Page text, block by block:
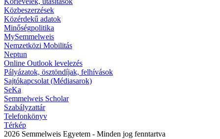
Közbeszerzések
Közérdekű adatok
Minőségpolitika
MySemmelweis
Nemzetközi Mobilitás
Neptun
Online Outlook levelezés
Pályázatok, ösztöndíjak, felhívások
Sajtókapcsolat (Médiasarok)
SeKa
Semmelweis Scholar
Szabályzattár
Telefonkönyv
Térkép
2026 Semmelweis Egyetem - Minden jog fenntartva